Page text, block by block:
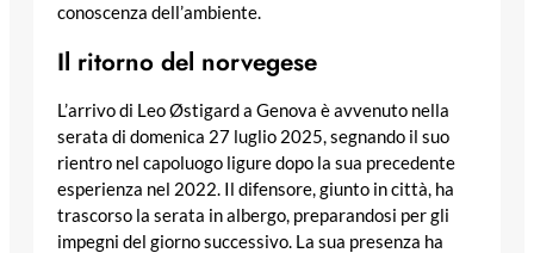
conoscenza dell’ambiente.
Il ritorno del norvegese
L’arrivo di Leo Østigard a Genova è avvenuto nella
serata di domenica 27 luglio 2025, segnando il suo
rientro nel capoluogo ligure dopo la sua precedente
esperienza nel 2022. Il difensore, giunto in città, ha
trascorso la serata in albergo, preparandosi per gli
impegni del giorno successivo. La sua presenza ha